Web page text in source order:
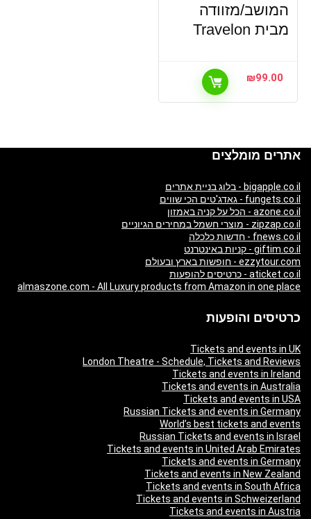
המושב/מזוודה
מבית Travelon
₪99.00
אתרים מומלצים
bigapple.co.il - בלוג בניית אתרים
fungets.co.il - גאדג'טים הכי שווים
azone.co.il - הכל על קניה באמזון
zipzap.co.il - מוצרי חשמל במחירים הגיוניים
fnews.co.il - חדשות כלכלה
giftim.co.il - קניות באינטרנט
ezzytour.com - חופשות בארץ ובעולם
aticket.co.il - כרטיסים להופעות
almaszone.com - All Luxury products from Amazon in one place
כרטיסים והופעות
Tickets and events in UK
London Theatre - Schedule, Tickets and Reviews
Tickets and events in Ireland
Tickets and events in Australia
Tickets and events in USA
Russian Tickets and events in Germany
World’s best tickets and events
Russian Tickets and events in Israel
Tickets and events in United Arab Emirates
Tickets and events in Germany
Tickets and events in New Zealand
Tickets and events in South Africa
Tickets and events in Schweizerland
Tickets and events in Austria